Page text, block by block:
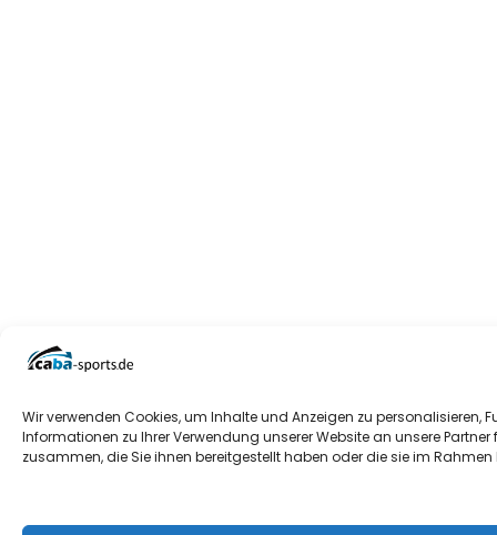
Wir verwenden Cookies, um Inhalte und Anzeigen zu
Informationen zu Ihrer Verwendung unserer Website an unsere
zusammen, die Sie ihnen bereitgestellt haben oder die sie im